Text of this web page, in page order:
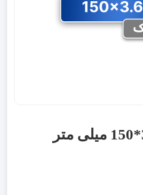
بست کمربندی 3.6*150 میلی متر